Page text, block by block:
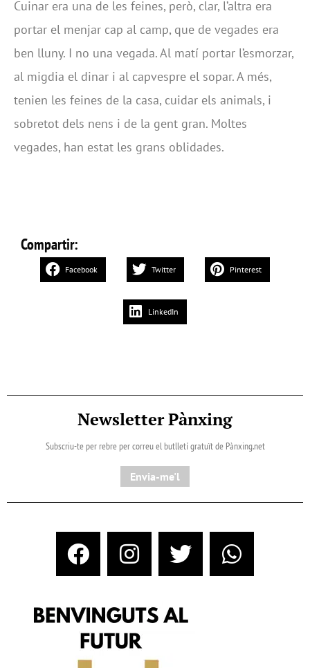
Cuinar era una de les feines, però, clar, l’altra era
portar el menjar cap al camp, que de vegades era
ben lluny. I no una vegada. Al matí portar l’esmorzar,
al migdia el dinar i al capvespre el sopar. A més,
tenien les feines de la casa, cuidar els animals, i
sobretot dels nens i de la gent gran. Moltes
vegades, han estat les grans oblidades.
Compartir:
Facebook Twitter Pinterest
LinkedIn
Newsletter Pànxing
Subscriu-te per rebre per correu el butlletí gratuït de Pànxing.net​
Envia-me'l